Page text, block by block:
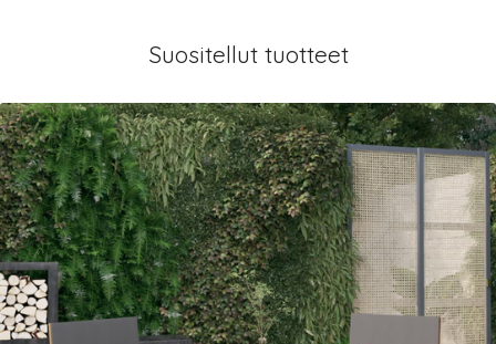
Suositellut tuotteet